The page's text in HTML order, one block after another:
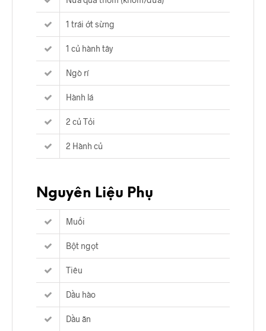
1 trái ớt sừng
1 củ hành tây
Ngò rí
Hành lá
2 củ Tỏi
2 Hành củ
Nguyên Liệu Phụ
Muối
Bột ngọt
Tiêu
Dầu hào
Dầu ăn